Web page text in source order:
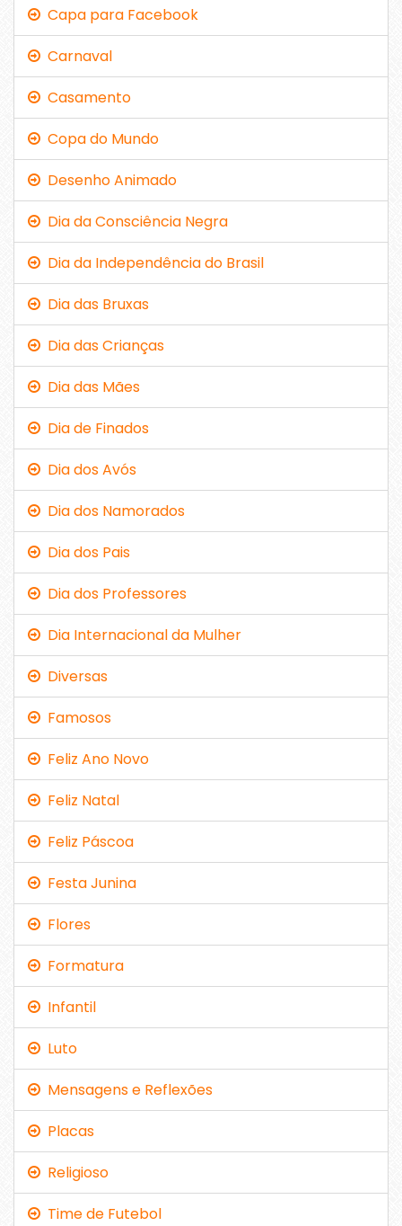
Capa para Facebook
Carnaval
Casamento
Copa do Mundo
Desenho Animado
Dia da Consciência Negra
Dia da Independência do Brasil
Dia das Bruxas
Dia das Crianças
Dia das Mães
Dia de Finados
Dia dos Avós
Dia dos Namorados
Dia dos Pais
Dia dos Professores
Dia Internacional da Mulher
Diversas
Famosos
Feliz Ano Novo
Feliz Natal
Feliz Páscoa
Festa Junina
Flores
Formatura
Infantil
Luto
Mensagens e Reflexões
Placas
Religioso
Time de Futebol